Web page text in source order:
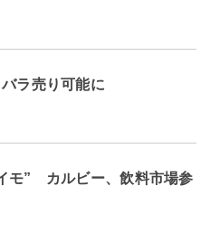
ラ売り可能に
モ” カルビー、飲料市場参